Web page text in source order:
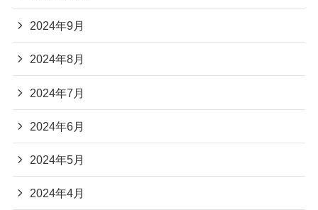
2024年9月
2024年8月
2024年7月
2024年6月
2024年5月
2024年4月